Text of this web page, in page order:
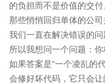
的负担而不是价值的交付
那些悄悄回归单体的公
我们一直在解决错误的问
所以我想问一个问题：
如果答案是“一个凌乱的
会修好坏代码，它只会让